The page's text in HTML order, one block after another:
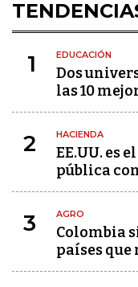
1 EDUCACIÓN
Dos
las 10
2 HACIENDA
EE.UU. es
pública
3 AGRO
Colombia
países que